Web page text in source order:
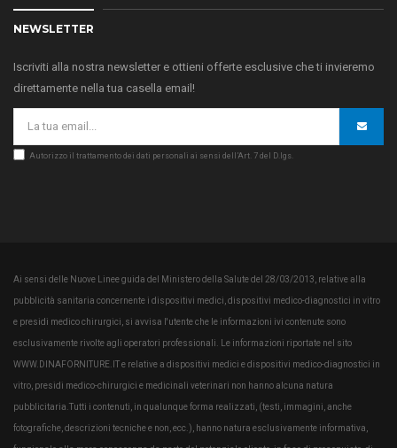
NEWSLETTER
Iscriviti alla nostra newsletter e ottieni offerte esclusive che ti invieremo
direttamente nella tua casella email!
Autorizzo il trattamento dei dati personali ai sensi dell’Art. 7 del D.lgs.
Ai sensi delle Nuove Linee guida del Ministero della Salute del 28/03/2013, relative alla
pubblicità sanitaria concernente i dispositivi medici, dispositivi medico-diagnostici in vitro
e presidi medico chirurgici, si avvisa l'utente che le informazioni ivi contenute sono
esclusivamente rivolte agli operatori professionali. Le informazioni riportate nel sito
WWW.DINAFORNITURE.IT e relative a dispositivi medici e dispositivi medico-diagnostici in
vitro, presidi medico-chirurgici e medicinali veterinari non hanno alcuna natura
pubblicitaria.Tutti i contenuti, in qualunque forma realizzati, (testi, immagini, anche
fotografiche, descrizioni tecniche e non, ecc.), hanno natura esclusivamente informativa,